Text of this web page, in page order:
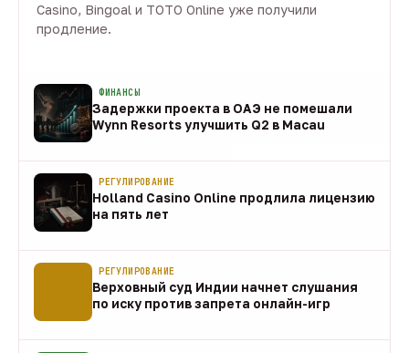
Casino, Bingoal и TOTO Online уже получили
продление.
ФИНАНСЫ
Задержки проекта в ОАЭ не помешали
Wynn Resorts улучшить Q2 в Macau
РЕГУЛИРОВАНИЕ
Holland Casino Online продлила лицензию
на пять лет
РЕГУЛИРОВАНИЕ
Верховный суд Индии начнет слушания
по иску против запрета онлайн-игр